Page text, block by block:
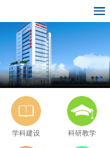
学科建设 科研教学